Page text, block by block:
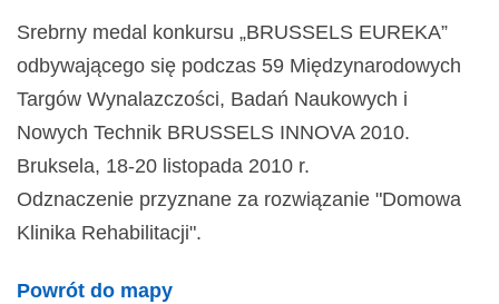
Srebrny medal konkursu „BRUSSELS EUREKA”
odbywającego się podczas 59 Międzynarodowych
Targów Wynalazczości, Badań Naukowych i
Nowych Technik BRUSSELS INNOVA 2010.
Bruksela, 18-20 listopada 2010 r.
Odznaczenie przyznane za rozwiązanie "Domowa
Klinika Rehabilitacji".
Powrót do mapy